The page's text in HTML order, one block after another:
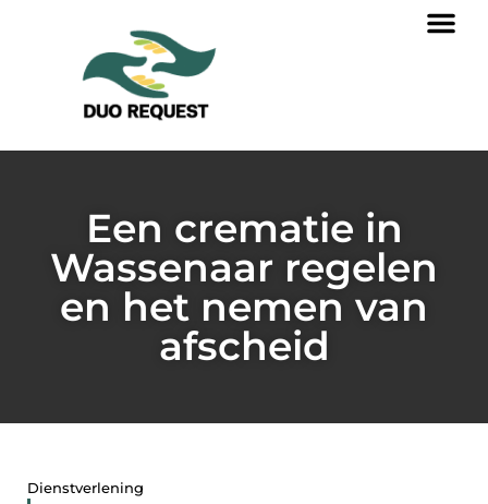
Een crematie in
Wassenaar regelen
en het nemen van
afscheid
Dienstverlening